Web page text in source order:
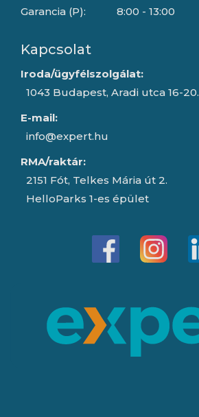
Garancia (P):
8:00 - 13:00
Kapcsolat
Iroda/ügyfélszolgálat:
1043 Budapest, Aradi utca 16-20.
E-mail:
info@expert.hu
RMA/raktár:
2151 Fót, Telkes Mária út 2.
HelloParks 1-es épület